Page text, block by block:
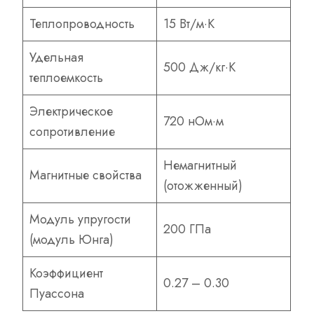
Теплопроводность
15 Вт/м·К
Удельная
теплоемкость
500 Дж/кг·К
Электрическое
сопротивление
720 нОм·м
Магнитные свойства
Немагнитный
(отожженный)
Модуль упругости
(модуль Юнга)
200 ГПа
Коэффициент
Пуассона
0.27 – 0.30